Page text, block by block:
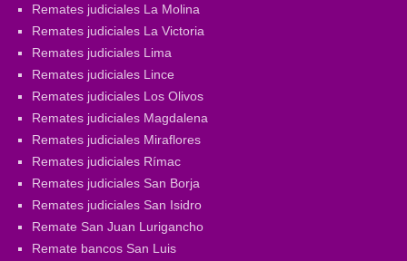
Remates judiciales La Molina
Remates judiciales La Victoria
Remates judiciales Lima
Remates judiciales Lince
Remates judiciales Los Olivos
Remates judiciales Magdalena
Remates judiciales Miraflores
Remates judiciales Rímac
Remates judiciales San Borja
Remates judiciales San Isidro
Remate San Juan Lurigancho
Remate bancos San Luis